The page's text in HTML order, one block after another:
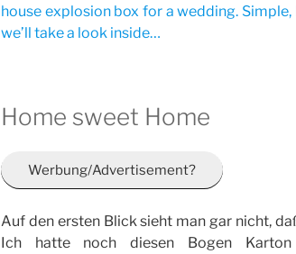
house explosion box for a wedding.
we’ll take a look inside…
Home sweet Home
Werbung/Advertisement?
Auf den ersten Blick sieht man gar nicht,
Ich hatte noch diesen Bogen